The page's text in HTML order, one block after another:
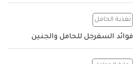
تغذية الحامل
فوائد السفرجل للحامل والجنين